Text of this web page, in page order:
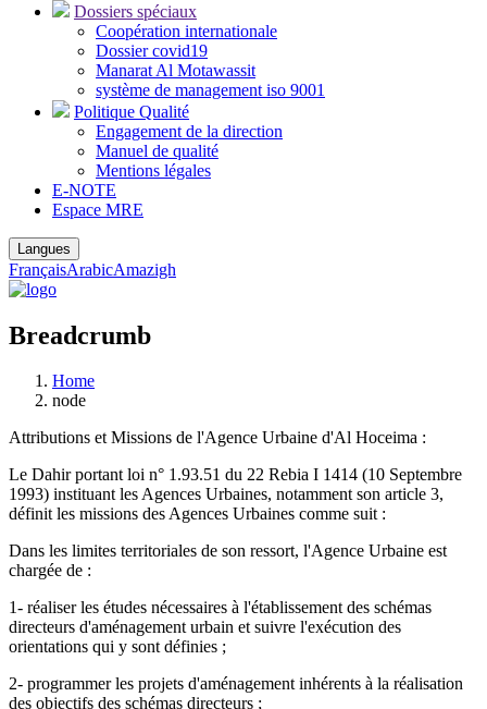
Dossiers spéciaux
Coopération internationale
Dossier covid19
Manarat Al Motawassit
système de management iso 9001
Politique Qualité
Engagement de la direction
Manuel de qualité
Mentions légales
E-NOTE
Espace MRE
Langues
FrançaisArabicAmazigh
Breadcrumb
Home
node
Attributions et Missions de l'Agence Urbaine d'Al Hoceima :
Le Dahir portant loi n° 1.93.51 du 22 Rebia I 1414 (10 Septembre
1993) instituant les Agences Urbaines, notamment son article 3,
définit les missions des Agences Urbaines comme suit :
Dans les limites territoriales de son ressort, l'Agence Urbaine est
chargée de :
1- réaliser les études nécessaires à l'établissement des schémas
directeurs d'aménagement urbain et suivre l'exécution des
orientations qui y sont définies ;
2- programmer les projets d'aménagement inhérents à la réalisation
des objectifs des schémas directeurs ;